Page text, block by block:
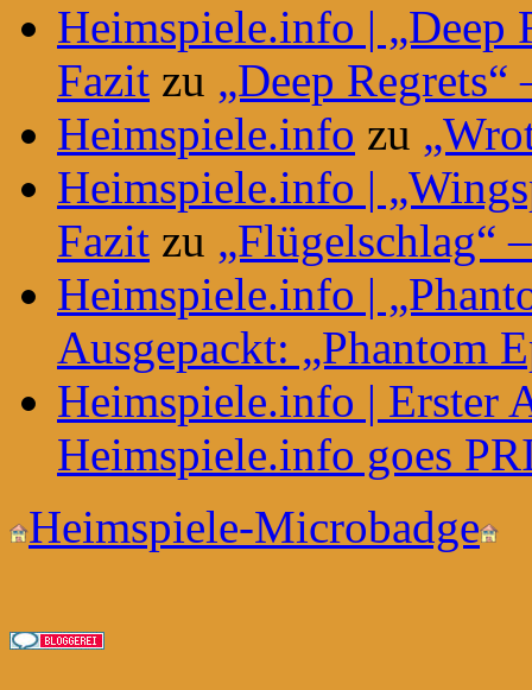
Heimspiele.info | „Deep
Fazit zu „Deep Regrets“
Heimspiele.info zu
Heimspiele.info |
Fazit zu „Flügelschlag“
Heimspiele.info |
Ausgepackt: „Phantom
Heimspiele.info | Erster
Heimspiele.info goes
Heimspiele-Microbadge